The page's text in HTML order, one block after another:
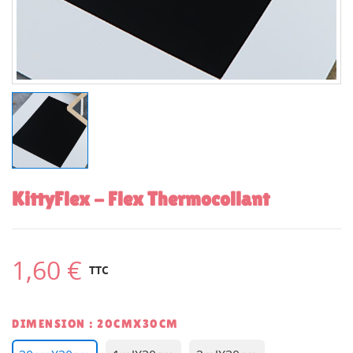
KittyFlex - Flex Thermocollant
1,60 € TTC
DIMENSION : 20CMX30CM